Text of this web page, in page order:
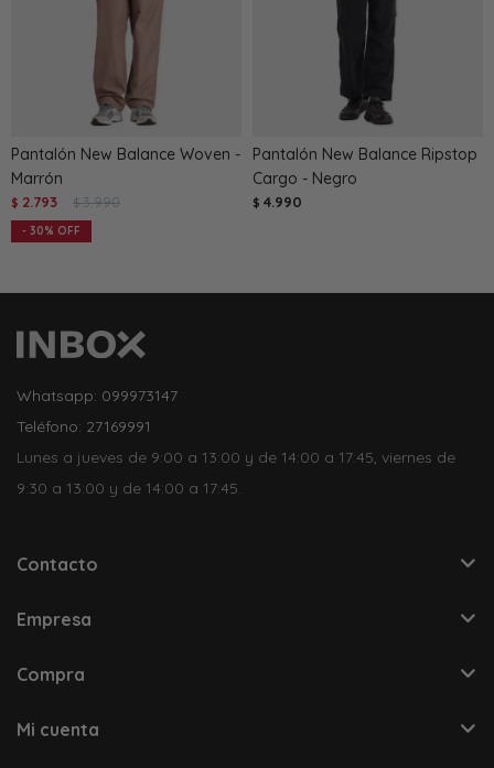
Pantalón New Balance Woven -
Marrón
$ 2.793 $ 3.990
30
Pantalón New Balance Ripstop
Cargo - Negro
$ 4.990
Whatsapp: 099973147
Teléfono: 27169991
Lunes a jueves de 9:00 a 13:00 y de 14:00 a 17:45, viernes de
9:30 a 13:00 y de 14:00 a 17:45.
Contacto
Empresa
Compra
Mi cuenta